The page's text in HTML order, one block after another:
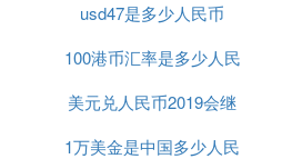
usd47是多少人民币
100港币汇率是多少人民
币多少人民币汇率
美元兑人民币2019会继
续下滑吗
1万美金是中国多少人民